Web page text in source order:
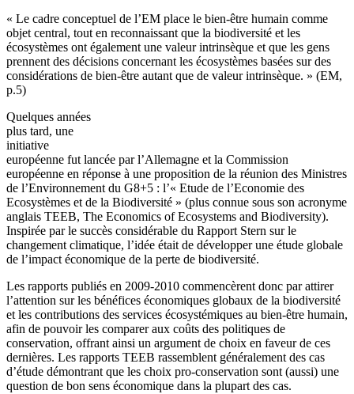
« Le cadre conceptuel de l’EM place le bien-être humain comme
objet central, tout en reconnaissant que la biodiversité et les
écosystèmes ont également une valeur intrinsèque et que les gens
prennent des décisions concernant les écosystèmes basées sur des
considérations de bien-être autant que de valeur intrinsèque. » (EM,
p.5)
Quelques années
plus tard, une
initiative
européenne fut lancée par l’Allemagne et la Commission
européenne en réponse à une proposition de la réunion des Ministres
de l’Environnement du G8+5 : l’« Etude de l’Economie des
Ecosystèmes et de la Biodiversité » (plus connue sous son acronyme
anglais TEEB, The Economics of Ecosystems and Biodiversity).
Inspirée par le succès considérable du Rapport Stern sur le
changement climatique, l’idée était de développer une étude globale
de l’impact économique de la perte de biodiversité.
Les rapports publiés en 2009-2010 commencèrent donc par attirer
l’attention sur les bénéfices économiques globaux de la biodiversité
et les contributions des services écosystémiques au bien-être humain,
afin de pouvoir les comparer aux coûts des politiques de
conservation, offrant ainsi un argument de choix en faveur de ces
dernières. Les rapports TEEB rassemblent généralement des cas
d’étude démontrant que les choix pro-conservation sont (aussi) une
question de bon sens économique dans la plupart des cas.